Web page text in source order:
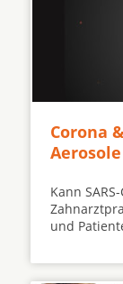
Corona
Kann
und